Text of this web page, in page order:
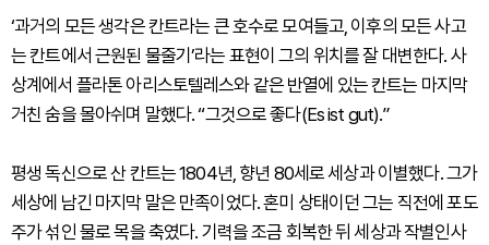
‘과거의 모든 생각은 칸트라는 큰 호수로 모여들고, 이후의 모든 사고
는 칸트에서 근원된 물줄기’라는 표현이 그의 위치를 잘 대변한다. 사
상계에서 플라톤 아리스토텔레스와 같은 반열에 있는 칸트는 마지막
거친 숨을 몰아쉬며 말했다. “그것으로 좋다(Es ist gut).”
평생 독신으로 산 칸트는 1804년, 향년 80세로 세상과 이별했다. 그가
세상에 남긴 마지막 말은 만족이었다. 혼미 상태이던 그는 직전에 포도
주가 섞인 물로 목을 축였다. 기력을 조금 회복한 뒤 세상과 작별인사